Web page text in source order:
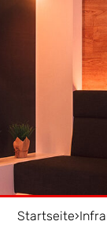
Startseite›